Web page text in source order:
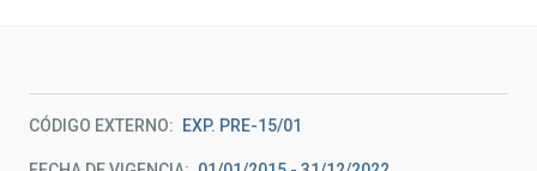
CÓDIGO EXTERNO EXP. PRE-15/01